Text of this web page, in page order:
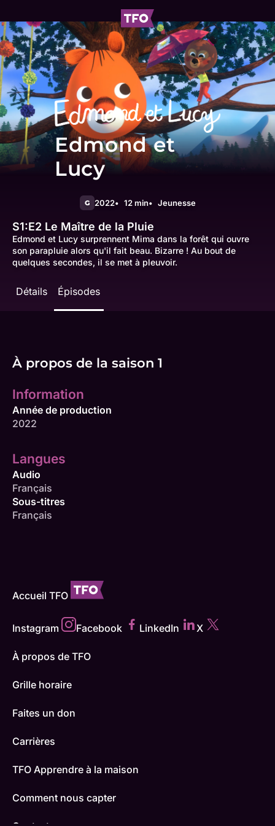
Edmond et
Lucy
G 2022 12 min Jeunesse
S1:E2 Le Maître de la Pluie
Edmond et Lucy surprennent Mima dans la forêt qui ouvre
son parapluie alors qu'il fait beau. Bizarre ! Au bout de
quelques secondes, il se met à pleuvoir.
Détails Épisodes
À propos de la saison 1
Information
Année de production
2022
Langues
Audio
Français
Sous-titres
Français
Accueil TFO
Instagram Facebook LinkedIn X
À propos de TFO
Grille horaire
Faites un don
Carrières
TFO Apprendre à la maison
Comment nous capter